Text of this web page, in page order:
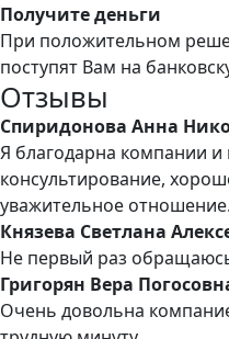
Получите деньги
При положительном
поступят Вам на
Отзывы
Спиридонова Анна
Я благодарна компании
консультирование,
уважительное отношение.
Князева Светлана
Не первый раз
Григорян Вера
Очень довольна